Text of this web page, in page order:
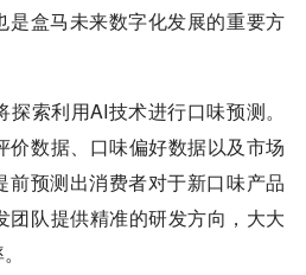
是盒马未来数字化发展的重要方
索利用AI技术进行口味预测。
价数据、口味偏好数据以及市场
前预测出消费者对于新口味产品
团队提供精准的研发方向，大大